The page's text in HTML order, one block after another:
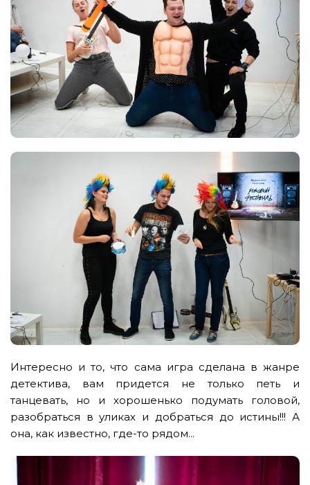
Интересно и то, что сама игра сделана в жанре
детектива, вам придется не только петь и
танцевать, но и хорошенько подумать головой,
разобраться в уликах и добраться до истины!!! А
она, как известно, где-то рядом...